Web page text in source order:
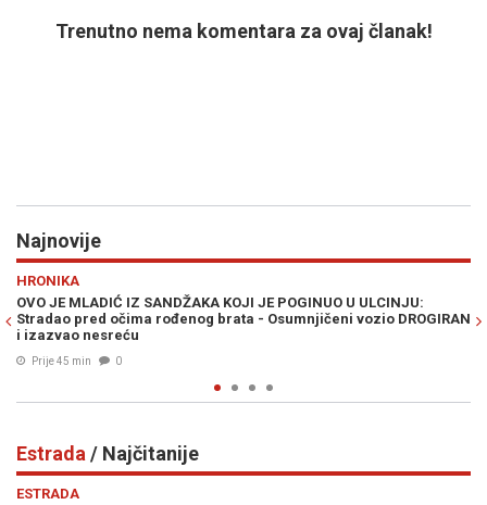
Trenutno nema komentara za ovaj članak!
Najnovije
U ULCINJU:
vozio DROGIRAN
PLANIRAN VELIKI KOPNENI NAPAD NA IRAN:
ulogu Pakistana i Avganistana - "Plan
Estrada / Najčitanije